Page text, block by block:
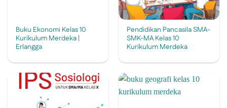
Buku Ekonomi Kelas 10
Kurikulum Merdeka |
Erlangga
Pendidikan Pancasila SMA-
SMK-MA Kelas 10
Kurikulum Merdeka